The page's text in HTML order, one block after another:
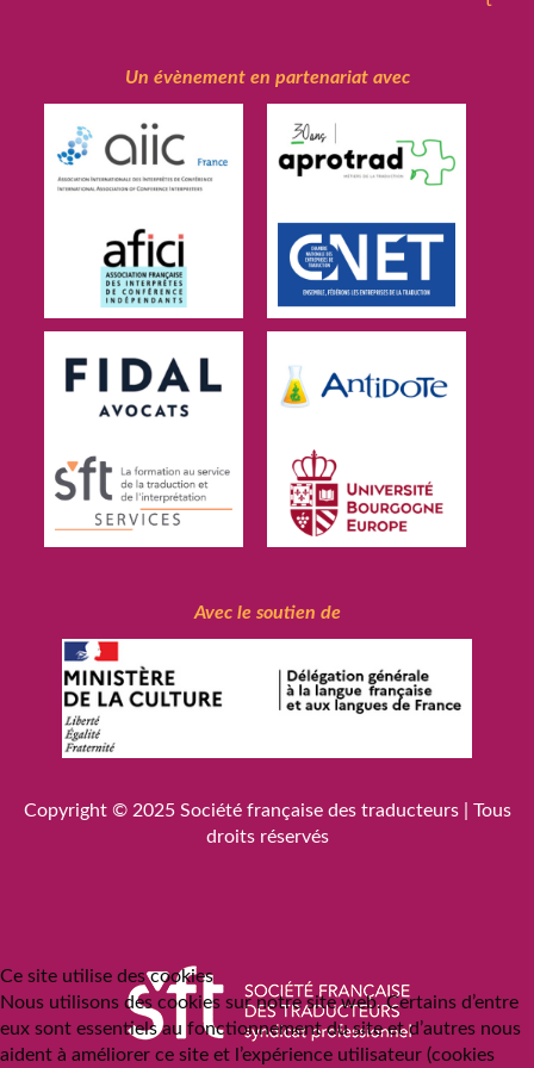
Un évènement en partenariat avec
Avec le soutien de
Copyright © 2025 Société française des traducteurs| Tous
droits réservés
Ce site utilise des cookies
Nous utilisons des cookies sur notre site web. Certains d’entre
eux sont essentiels au fonctionnement du site et d’autres nous
aident à améliorer ce site et l’expérience utilisateur (cookies